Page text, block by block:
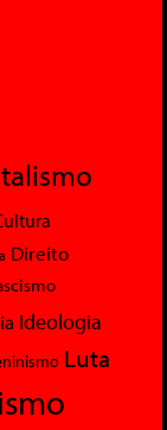
Direito
Ideologia
Luta